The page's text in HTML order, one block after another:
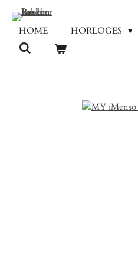
Ga
direct
HOME HORLOGES